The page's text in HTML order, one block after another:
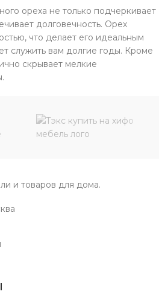
ореха не только подчеркивает
долговечность. Орех
что делает его идеальным
служить вам долгие годы. Кроме
скрывает мелкие
и товаров для дома.